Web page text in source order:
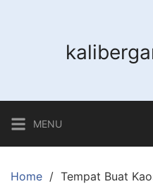
MENU
Home Tempat Buat